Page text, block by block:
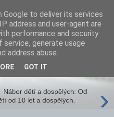
›
Od
od 10 let a dospělých.
Google to deliver its services
address and user-agent are
performance and security
generate usage
address abuse.
GOT IT